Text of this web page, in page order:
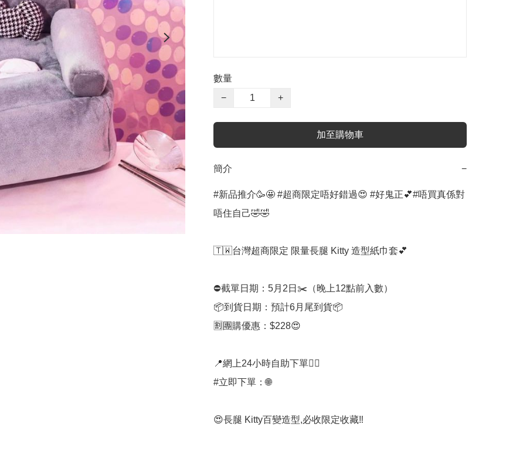
數量
−
+
加至購物車
簡介 −
#新品推介🥳🤩 #超商限定唔好錯過😍 #好鬼正💕#唔買真係對
唔住自己🤣🤣
🇹🇼台灣超商限定 限量長腿 Kitty 造型紙巾套💕
⛔️截單日期：5月2日✂️（晚上12點前入數）
📦到貨日期：預計6月尾到貨📦
🈹團購優惠：$228😍
📍網上24小時自助下單👍🏻
#立即下單：🌐
😍長腿 Kitty百變造型,必收限定收藏‼️